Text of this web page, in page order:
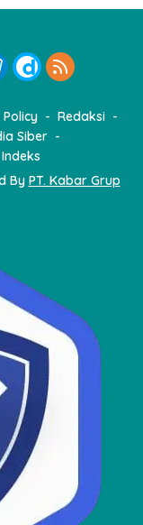
Redaksi
Siber
Indeks
By PT. Kabar Grup